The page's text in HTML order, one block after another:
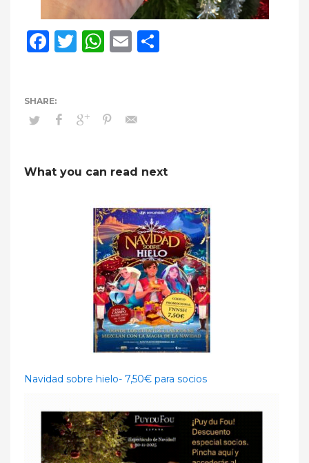
Facebook
Twitter
WhatsApp
Email
What you can read next
Navidad sobre hielo- 7,50€ para socios